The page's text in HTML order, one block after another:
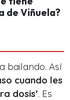
de Viñuela?
bailando. Así
cuando les
dosis’. Es